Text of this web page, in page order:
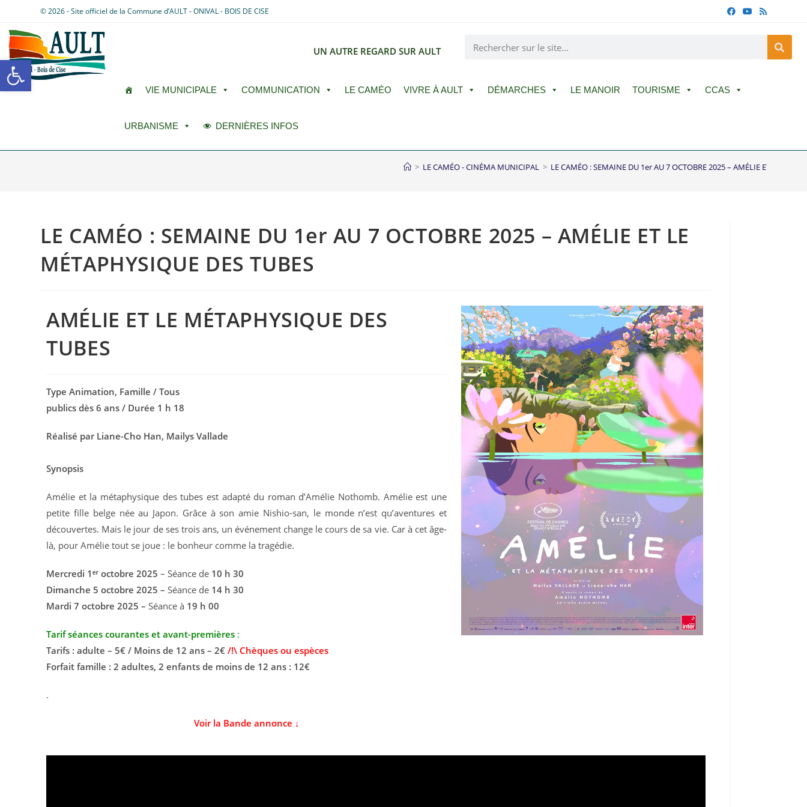
Ouvrir la barre d’outils
© 2026 - Site officiel de la Commune d’AULT - ONIVAL - BOIS DE CISE
UN AUTRE REGARD SUR AULT
VIE MUNICIPALE COMMUNICATION LE CAMÉO VIVRE À AULT DÉMARCHES LE MANOIR TOURISME CCAS
URBANISME DERNIÈRES INFOS
> LE CAMÉO - CINÉMA MUNICIPAL > LE CAMÉO : SEMAINE DU 1er AU 7 OCTOBRE 2025 – AMÉLIE ET LE
LE CAMÉO : SEMAINE DU 1er AU 7 OCTOBRE 2025 – AMÉLIE ET LE
MÉTAPHYSIQUE DES TUBES
AMÉLIE ET LE MÉTAPHYSIQUE DES
TUBES
Type Animation, Famille / Tous
publics dès 6 ans / Durée 1 h 18
Réalisé par Liane-Cho Han, Mailys Vallade
Synopsis
Amélie et la métaphysique des tubes est adapté du roman d’Amélie Nothomb. Amélie est une
petite fille belge née au Japon. Grâce à son amie Nishio-san, le monde n’est qu’aventures et
découvertes. Mais le jour de ses trois ans, un événement change le cours de sa vie. Car à cet âge-
là, pour Amélie tout se joue : le bonheur comme la tragédie.
Mercredi 1ᵉʳ octobre2025 – Séance de 10 h 30
Dimanche 5 octobre 2025 –Séance de 14 h 30
Mardi 7 octobre 2025 –Séance à 19 h 00
Tarif séances courantes et avant-premières :
Tarifs : adulte – 5€ / Moins de 12 ans – 2€/!\ Chèques ou espèces
Forfait famille : 2 adultes, 2 enfants de moins de 12 ans : 12€
.
Voir la Bande annonce ↓